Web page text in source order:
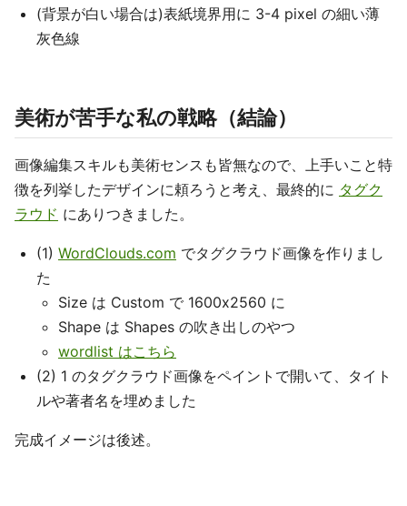
(背景が白い場合は)表紙境界用に 3-4 pixel の細い薄
灰色線
美術が苦手な私の戦略（結論）
画像編集スキルも美術センスも皆無なので、上手いこと特
徴を列挙したデザインに頼ろうと考え、最終的に タグク
ラウド にありつきました。
(1) WordClouds.com でタグクラウド画像を作りまし
た
Size は Custom で 1600x2560 に
Shape は Shapes の吹き出しのやつ
wordlist はこちら
(2) 1 のタグクラウド画像をペイントで開いて、タイト
ルや著者名を埋めました
完成イメージは後述。